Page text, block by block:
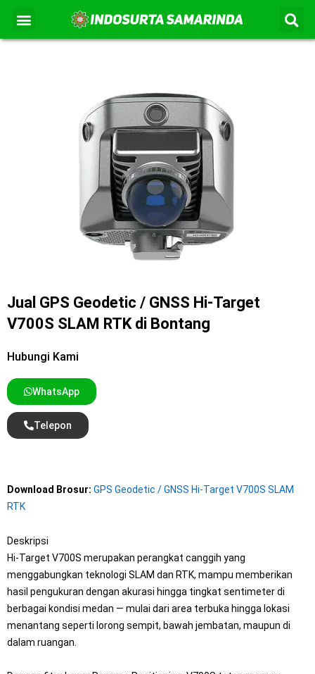
konten
Menu
Jual GPS Geodetic / GNSS Hi-Target
V700S SLAM RTK di Bontang
Hubungi Kami
WhatsApp
Telepon
Download Brosur: GPS Geodetic / GNSS Hi-Target V700S SLAM
RTK
Deskripsi
Hi-Target V700S merupakan perangkat canggih yang
menggabungkan teknologi SLAM dan RTK, mampu memberikan
hasil pengukuran dengan akurasi hingga tingkat sentimeter di
berbagai kondisi medan — mulai dari area terbuka hingga lokasi
menantang seperti lorong sempit, bawah jembatan, maupun di
dalam ruangan.